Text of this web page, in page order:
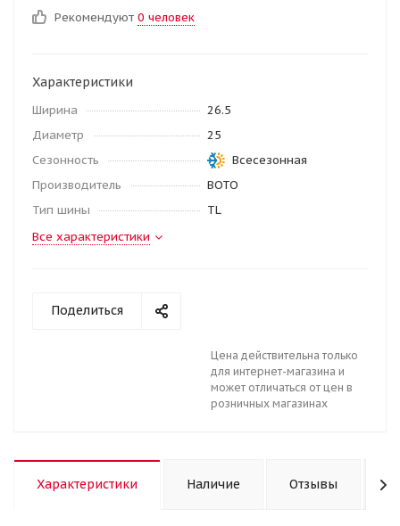
Рекомендуют 0 человек
Характеристики
Ширина
26.5
Диаметр
25
Сезонность
Всесезонная
Производитель
BOTO
Тип шины
TL
Все характеристики
Поделиться
Цена действительна только
для интернет-магазина и
может отличаться от цен в
розничных магазинах
Характеристики Наличие Отзывы